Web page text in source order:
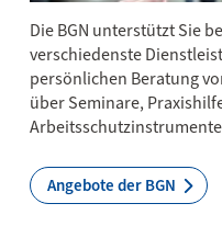
Die BGN unterstützt Sie
verschiedenste
persönlichen Beratung
über Seminare,
Angebote der BGN